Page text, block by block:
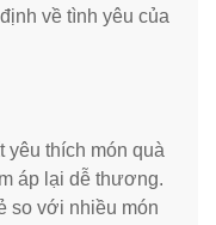
về tình yêu của
yêu thích món quà
áp lại dễ thương.
so với nhiều món